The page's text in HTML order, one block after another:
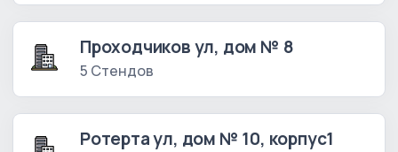
Проходчиков ул, дом № 8
5 Стендов
Ротерта ул, дом № 10, корпус1